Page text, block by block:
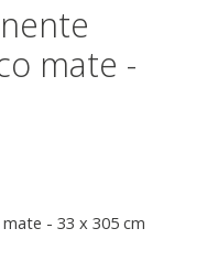
mate -
- 33 x 305 cm